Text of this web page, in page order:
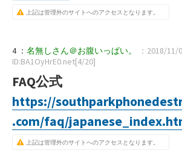
上記は管理外のサイトへのアクセスとなります。
4 ： 名無しさん＠お腹いっぱい。
：2018/11/
ID:BA1OyHrE0.net[4/20]
FAQ公式
https://
.com/faq/
上記は管理外のサイトへのアクセスとなります。